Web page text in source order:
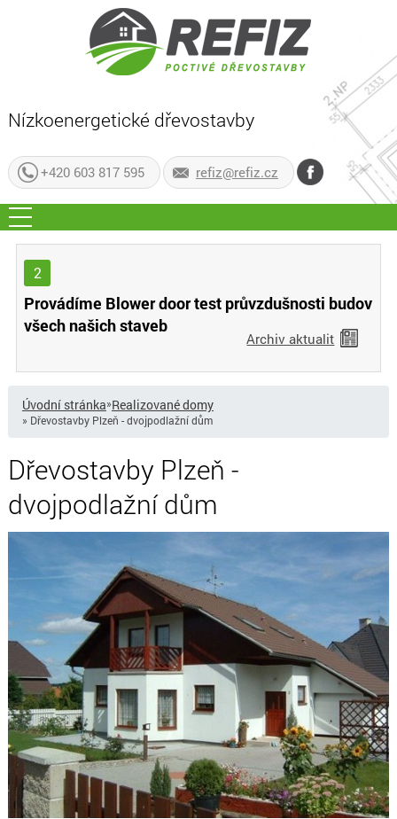
Nízkoenergetické dřevostavby
+420 603 817 595 refiz@refiz.cz
2
Provádíme Blower door test průvzdušnosti budov
všech našich staveb
Archiv aktualit
Úvodní stránka»Realizované domy
» Dřevostavby Plzeň - dvojpodlažní dům
Dřevostavby Plzeň -
dvojpodlažní dům